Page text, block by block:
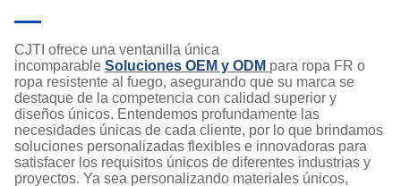
CJTI ofrece una ventanilla única
incomparable Soluciones OEM y ODM para ropa FR o
ropa resistente al fuego, asegurando que su marca se
destaque de la competencia con calidad superior y
diseños únicos. Entendemos profundamente las
necesidades únicas de cada cliente, por lo que brindamos
soluciones personalizadas flexibles e innovadoras para
satisfacer los requisitos únicos de diferentes industrias y
proyectos. Ya sea personalizando materiales únicos,